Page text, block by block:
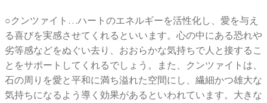
○クンツァイト…ハートのエネルギーを活性化し、愛を与え
る喜びを実感させてくれるといいます。心の中にある恐れや
劣等感などをぬぐい去り、おおらかな気持ちで人と接するこ
とをサポートしてくれるでしょう。また、クンツァイトは、
石の周りを愛と平和に満ち溢れた空間にし、繊細かつ雄大な
気持ちになるよう導く効果があるといわれています。大きな